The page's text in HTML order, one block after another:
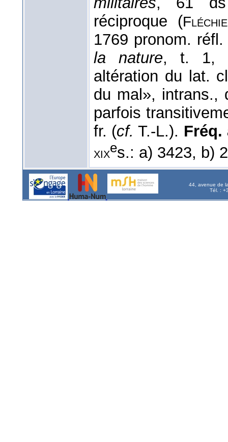
réciproque (
1769 pronom. réfl.
la nature, t. 1,
altération du lat.
du mal»,
parfois
fr. (cf. T.-L.). Fréq.
xixes.: a) 3423, b)
44, avenue de
Tél. :